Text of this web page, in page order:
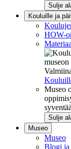
Sulje
Kouluille ja
HOW-
Museo
Sulje
Museo
Museo
Blogi ja